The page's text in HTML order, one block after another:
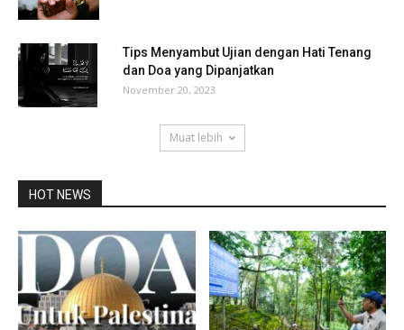
Tips Menyambut Ujian dengan Hati Tenang
dan Doa yang Dipanjatkan
November 20, 2023
Muat lebih
HOT NEWS